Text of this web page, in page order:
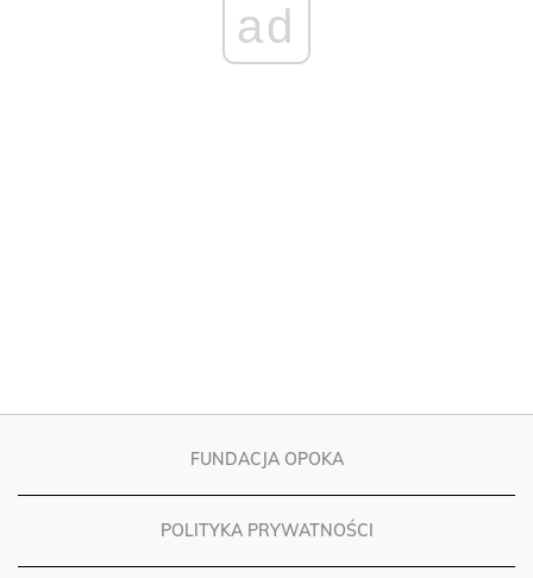
FUNDACJA OPOKA
POLITYKA PRYWATNOŚCI